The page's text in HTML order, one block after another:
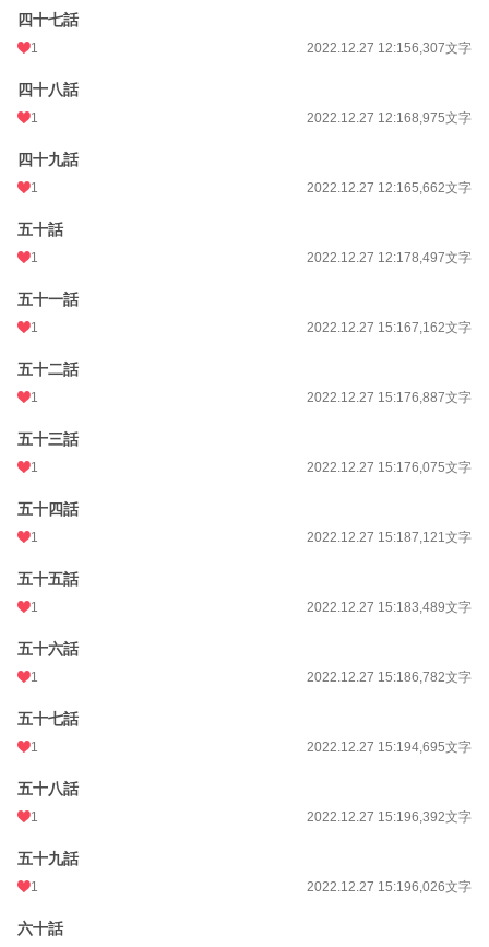
四十七話
1 2022.12.27 12:156,307文字
四十八話
1 2022.12.27 12:168,975文字
四十九話
1 2022.12.27 12:165,662文字
五十話
1 2022.12.27 12:178,497文字
五十一話
1 2022.12.27 15:167,162文字
五十二話
1 2022.12.27 15:176,887文字
五十三話
1 2022.12.27 15:176,075文字
五十四話
1 2022.12.27 15:187,121文字
五十五話
1 2022.12.27 15:183,489文字
五十六話
1 2022.12.27 15:186,782文字
五十七話
1 2022.12.27 15:194,695文字
五十八話
1 2022.12.27 15:196,392文字
五十九話
1 2022.12.27 15:196,026文字
六十話